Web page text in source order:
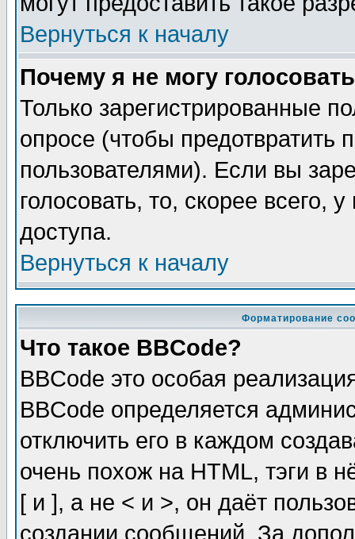
Вернуться к началу
Почему я не могу
Только зарегистрированные
опросе (чтобы предотвратить
пользователями). Если вы
голосовать, то, скорее всего,
доступа.
Вернуться к началу
Форматирование
Что такое BBCode?
BBCode это особая
BBCode определяется
отключить его в каждом
очень похож на HTML, тэги в
[ и ], а не < и >, он даёт
создании сообщений. За